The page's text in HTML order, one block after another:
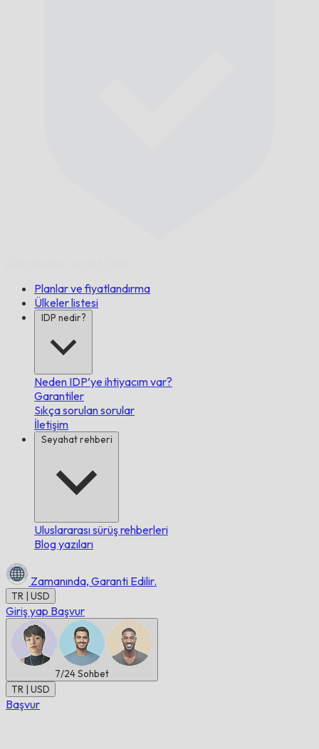
Planlar ve fiyatlandırma
Ülkeler listesi
IDP nedir?
Neden IDP’ye ihtiyacım var?
Garantiler
Sıkça sorulan sorular
İletişim
Seyahat rehberi
Uluslararası sürüş rehberleri
Blog yazıları
Zamanında, Garanti Edilir.
TR | USD
Giriş yap Başvur
7/24Sohbet
TR | USD
Başvur